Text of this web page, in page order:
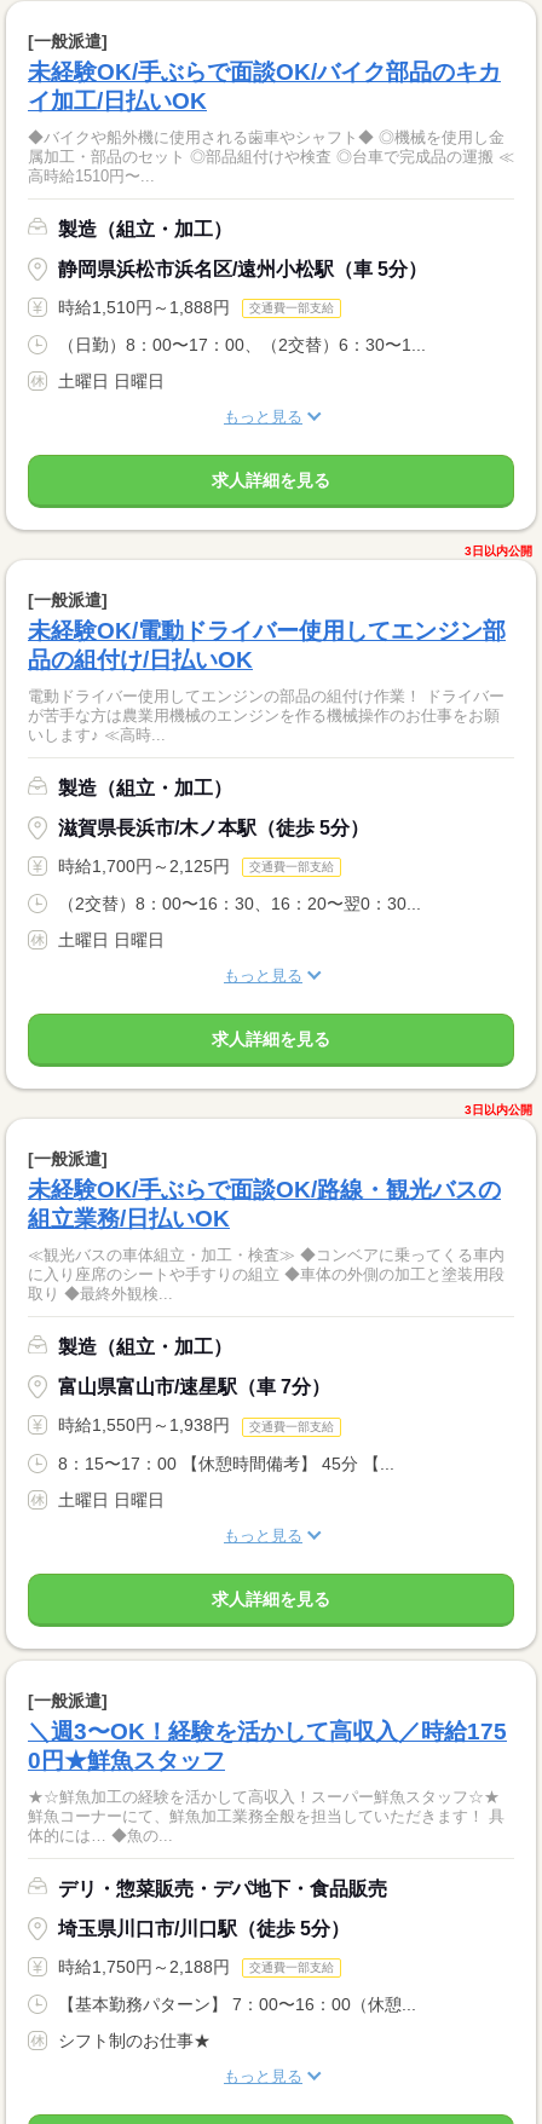
[一般派遣]
未経験OK/手ぶらで面談OK/バイク部品のキカ
イ加工/日払いOK
◆バイクや船外機に使用される歯車やシャフト◆ ◎機械を使用し金
属加工・部品のセット ◎部品組付けや検査 ◎台車で完成品の運搬 ≪
高時給1510円〜...
製造（組立・加工）
静岡県浜松市浜名区/遠州小松駅（車 5分）
時給1,510円～1,888円 交通費一部支給
（日勤）8：00〜17：00、（2交替）6：30〜1...
土曜日 日曜日
もっと見る
求人詳細を見る
3日以内公開
[一般派遣]
未経験OK/電動ドライバー使用してエンジン部
品の組付け/日払いOK
電動ドライバー使用してエンジンの部品の組付け作業！ ドライバー
が苦手な方は農業用機械のエンジンを作る機械操作のお仕事をお願
いします♪ ≪高時...
製造（組立・加工）
滋賀県長浜市/木ノ本駅（徒歩 5分）
時給1,700円～2,125円 交通費一部支給
（2交替）8：00〜16：30、16：20〜翌0：30...
土曜日 日曜日
もっと見る
求人詳細を見る
3日以内公開
[一般派遣]
未経験OK/手ぶらで面談OK/路線・観光バスの
組立業務/日払いOK
≪観光バスの車体組立・加工・検査≫ ◆コンベアに乗ってくる車内
に入り座席のシートや手すりの組立 ◆車体の外側の加工と塗装用段
取り ◆最終外観検...
製造（組立・加工）
富山県富山市/速星駅（車 7分）
時給1,550円～1,938円 交通費一部支給
8：15〜17：00 【休憩時間備考】 45分 【...
土曜日 日曜日
もっと見る
求人詳細を見る
[一般派遣]
＼週3〜OK！経験を活かして高収入／時給175
0円★鮮魚スタッフ
★☆鮮魚加工の経験を活かして高収入！スーパー鮮魚スタッフ☆★
鮮魚コーナーにて、鮮魚加工業務全般を担当していただきます！ 具
体的には… ◆魚の...
デリ・惣菜販売・デパ地下・食品販売
埼玉県川口市/川口駅（徒歩 5分）
時給1,750円～2,188円 交通費一部支給
【基本勤務パターン】 7：00〜16：00（休憩...
シフト制のお仕事★
もっと見る